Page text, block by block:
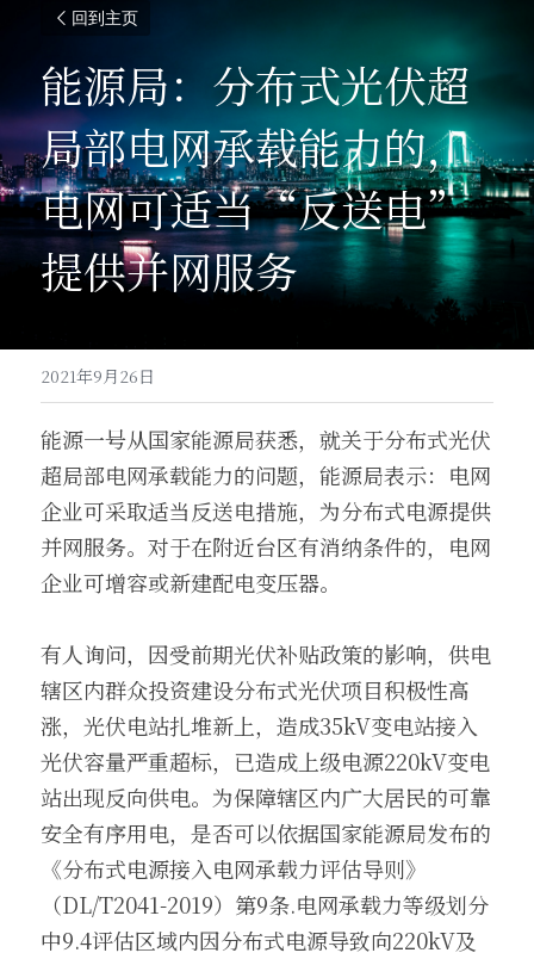
回到主页
能源局：分布式光伏超
局部电网承载能力的，
电网可适当“反送电”
提供并网服务
2021年9月26日
能源一号从国家能源局获悉，就关于分布式光伏
超局部电网承载能力的问题，能源局表示：电网
企业可采取适当反送电措施，为分布式电源提供
并网服务。对于在附近台区有消纳条件的，电网
企业可增容或新建配电变压器。
有人询问，因受前期光伏补贴政策的影响，供电
辖区内群众投资建设分布式光伏项目积极性高
涨，光伏电站扎堆新上，造成35kV变电站接入
光伏容量严重超标，已造成上级电源220kV变电
站出现反向供电。为保障辖区内广大居民的可靠
安全有序用电，是否可以依据国家能源局发布的
《分布式电源接入电网承载力评估导则》
（DL/T2041-2019）第9条.电网承载力等级划分
中9.4评估区域内因分布式电源导致向220kV及